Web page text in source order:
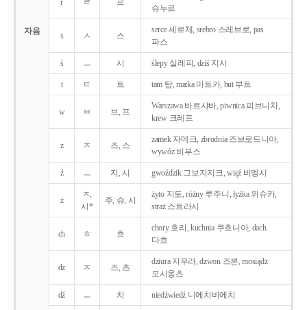
자음
r ㄹ 르
슈누르
s ㅅ 스
serce 세르체, srebro 스레브로, pas
파스
ś ㅡ 시 ślepy 실레피, dziś 지시
t ㅌ 트 tam 탐, matka 마트카, but 부트
w ㅂ 브, 프
Warszawa 바르샤바, piwnica 피브니차,
krew 크레프
z ㅈ 즈, 스
zamek 자메크, zbrodnia 즈브로드니아,
wywóz 비부스
ź ㅡ 지, 시 gwoździk 그보지지크, więź 비엥시
ż
ㅈ,
시*
주, 슈, 시
żyto 지토, różny 루주니, łyżka 위슈카,
straż 스트라시
ch ㅎ 흐
chory 호리, kuchnia 쿠흐니아, dach
다흐
dz ㅈ 즈, 츠
dziura 지우라, dzwon 즈본, mosiądz
모시옹츠
dź ㅡ 치 niedźwiedź 니에치비에치